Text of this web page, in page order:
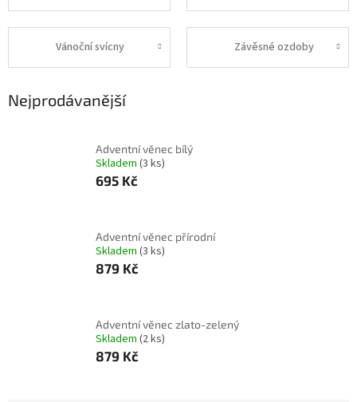
Vánoční svícny Závěsné ozdoby
Nejprodávanější
Adventní věnec bílý
Skladem (3 ks)
695 Kč
Adventní věnec přírodní
Skladem (3 ks)
879 Kč
Adventní věnec zlato-zelený
Skladem (2 ks)
879 Kč